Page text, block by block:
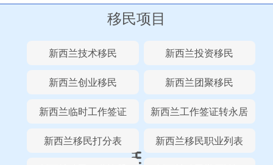
移民项目
新西兰技术移民 新西兰投资移民
新西兰创业移民 新西兰团聚移民
新西兰临时工作签证 新西兰工作签证转永居
新西兰移民打分表 新西兰移民职业列表